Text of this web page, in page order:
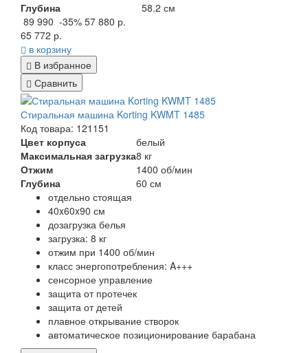
Глубина
58.2 см
89 990 -35% 57 880 р.
65 772 р.
в корзину
В избранное
Сравнить
Стиральная машина Korting KWMT 1485
Код товара: 121151
Цвет корпуса
белый
Максимальная загрузка8 кг
Отжим
1400 об/мин
Глубина
60 см
отдельно стоящая
40x60x90 см
дозагрузка белья
загрузка: 8 кг
отжим при 1400 об/мин
класс энергопотребления: A+++
сенсорное управление
защита от протечек
защита от детей
плавное открывание створок
автоматическое позиционирование барабана